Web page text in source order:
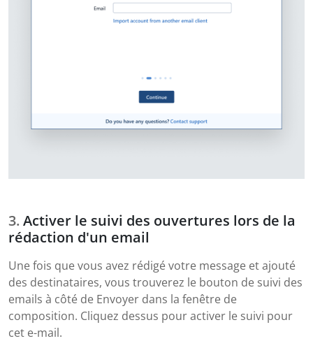
Activer le suivi des ouvertures lors de la
rédaction d'un email
Une fois que vous avez rédigé votre message et ajouté
des destinataires, vous trouverez le bouton de suivi des
emails à côté de Envoyer dans la fenêtre de
composition. Cliquez dessus pour activer le suivi pour
cet e-mail.